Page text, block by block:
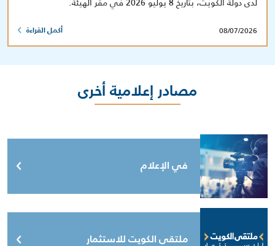
08/07/2026 أكمل القراءة
مصادر إعلامية أخرى
في الإعلام
ملتقى الكويت للاستثمار